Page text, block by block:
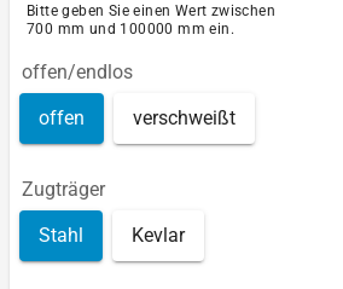
Bitte geben Sie einen Wert zwischen
700 mm und 100000 mm ein.
offen/endlos
offen verschweißt
Zugträger
Stahl Kevlar